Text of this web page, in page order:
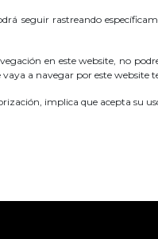
seguir rastreando
en este website, no
a navegar por este
implica que acepta su